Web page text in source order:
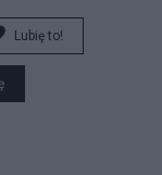
Lubię to!